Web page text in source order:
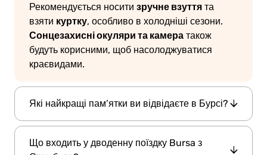
Рекомендується носити зручне взуття та
взяти куртку, особливо в холодніші сезони.
Сонцезахисні окуляри та камера також
будуть корисними, щоб насолоджуватися
краєвидами.
Які найкращі пам’ятки ви відвідаєте в Бурсі?
Тур охоплює ,Зелену мечеть
Зелену усипальницю Гранд-базар
Що входить у дводенну поїздку Bursa з